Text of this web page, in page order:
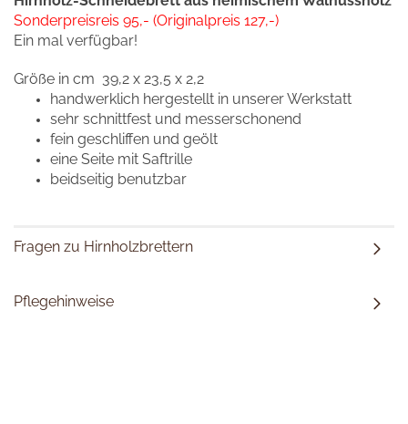
Sonderpreisreis 95,- (Originalpreis 127,-)
Ein mal verfügbar!
Größe in cm 39,2 x 23,5 x 2,2
handwerklich hergestellt in unserer Werkstatt
sehr schnittfest und messerschonend
fein geschliffen und geölt
eine Seite mit Saftrille
beidseitig benutzbar
Fragen zu Hirnholzbrettern
Pflegehinweise